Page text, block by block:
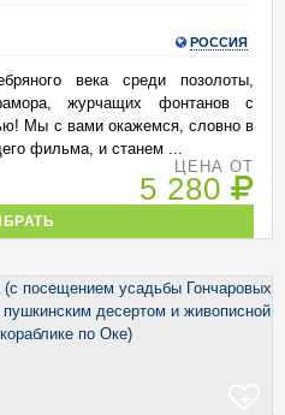
РОССИЯ
века среди позолоты,
журчащих фонтанов с
Мы с вами окажемся, словно в
фильма, и станем ...
ЦЕНА ОТ
5 280